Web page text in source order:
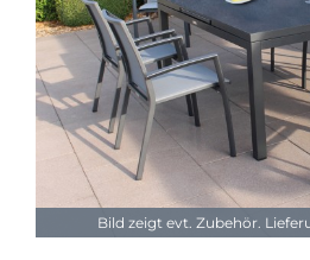
Bild zeigt evt. Zubehör.